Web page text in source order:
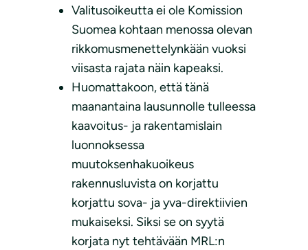
Valitusoikeutta ei ole Komission
Suomea kohtaan menossa olevan
rikkomusmenettelynkään vuoksi
viisasta rajata näin kapeaksi.
Huomattakoon, että tänä
maanantaina lausunnolle tulleessa
kaavoitus- ja rakentamislain
luonnoksessa
muutoksenhakuoikeus
rakennusluvista on korjattu
korjattu sova- ja yva-direktiivien
mukaiseksi. Siksi se on syytä
korjata nyt tehtävään MRL:n